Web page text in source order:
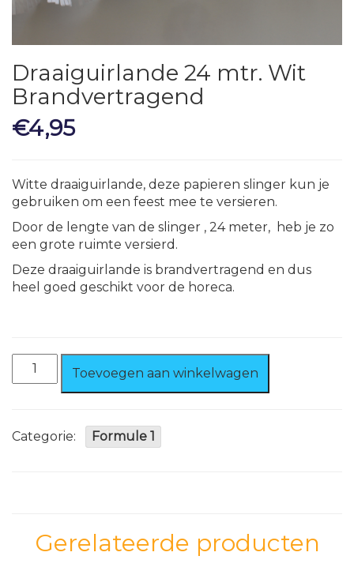
Draaiguirlande 24 mtr. Wit
Brandvertragend
€4,95
Witte draaiguirlande, deze papieren slinger kun je
gebruiken om een feest mee te versieren.
Door de lengte van de slinger , 24 meter, heb je zo
een grote ruimte versierd.
Deze draaiguirlande is brandvertragend en dus
heel goed geschikt voor de horeca.
Draaiguirlande
Brandvertragend
aantal
Toevoegen aan winkelwagen
Categorie: Formule 1
Gerelateerde producten